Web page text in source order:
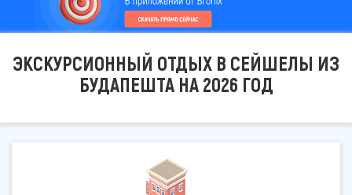
ЭКСКУРСИОННЫЙ ОТДЫХ В СЕЙШЕЛЫ ИЗ
БУДАПЕШТА НА 2026 ГОД